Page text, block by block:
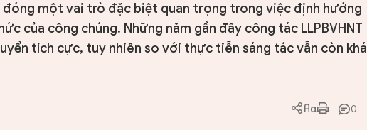
đóng một vai trò đặc biệt quan trọng trong việc định hướng
của công chúng. Những năm gần đây công tác LLPBVHNT
tích cực, tuy nhiên so với thực tiễn sáng tác vẫn còn khá
0